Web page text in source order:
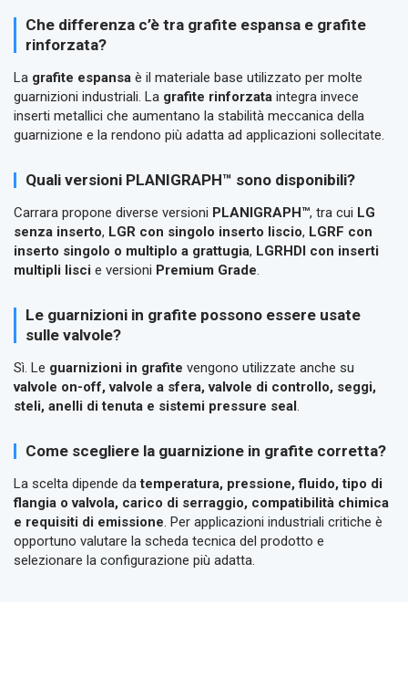
Che differenza c’è tra grafite espansa e grafite
rinforzata?
La grafite espansa è il materiale base utilizzato per molte
guarnizioni industriali. La grafite rinforzata integra invece
inserti metallici che aumentano la stabilità meccanica della
guarnizione e la rendono più adatta ad applicazioni sollecitate.
Quali versioni PLANIGRAPH™ sono disponibili?
Carrara propone diverse versioni PLANIGRAPH™, tra cui LG
senza inserto, LGR con singolo inserto liscio, LGRF con
inserto singolo o multiplo a grattugia, LGRHDI con inserti
multipli lisci e versioni Premium Grade.
Le guarnizioni in grafite possono essere usate
sulle valvole?
Sì. Le guarnizioni in grafite vengono utilizzate anche su
valvole on-off, valvole a sfera, valvole di controllo, seggi,
steli, anelli di tenuta e sistemi pressure seal .
Come scegliere la guarnizione in grafite corretta?
La scelta dipende datemperatura, pressione, fluido, tipo di
flangia o valvola, carico di serraggio, compatibilità chimica
e requisiti di emissione. Per applicazioni industriali critiche è
opportuno valutare la scheda tecnica del prodotto e
selezionare la configurazione più adatta.